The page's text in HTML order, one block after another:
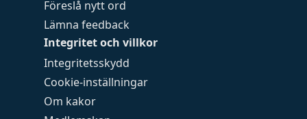
Föreslå nytt ord
Lämna feedback
Integritet och villkor
Integritetsskydd
Cookie-inställningar
Om kakor